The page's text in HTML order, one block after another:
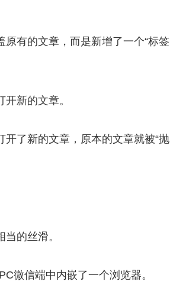
有的文章，而是新增了一个“标签
新的文章。
了新的文章，原本的文章就被“抛
的丝滑。
微信端中内嵌了一个浏览器。